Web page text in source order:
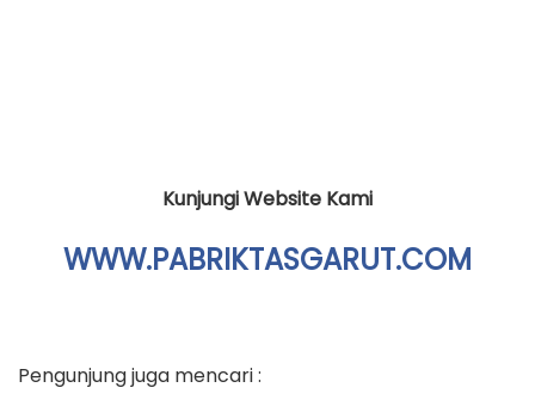
Kunjungi Website Kami
WWW.PABRIKTASGARUT.COM
Pengunjung juga mencari :